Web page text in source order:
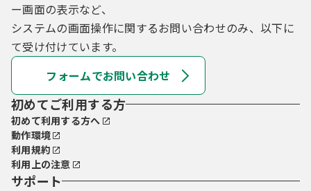
ー画面の表示など、
システムの画面操作に関するお問い合わせのみ、以下に
て受け付けています。
フォームでお問い合わせ
初めてご利用する方
初めて利用する方へ
動作環境
利用規約
利用上の注意
サポート